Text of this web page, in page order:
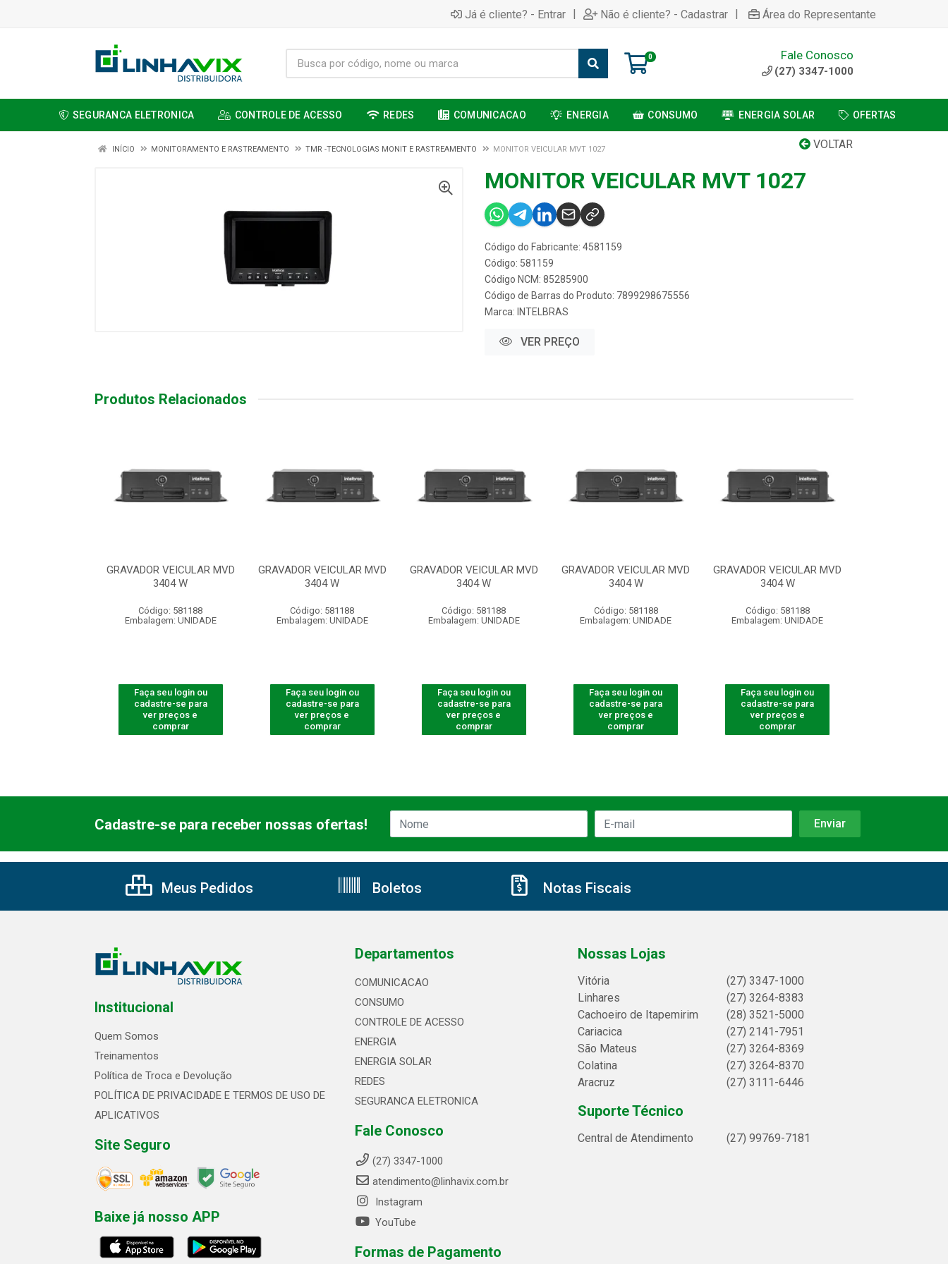
Já é cliente? - Entrar | Não é cliente? - Cadastrar | Área do Representante
0 Fale Conosco
(27) 3347-1000
SEGURANCA ELETRONICA CONTROLE DE ACESSO REDES COMUNICACAO ENERGIA CONSUMO ENERGIA SOLAR OFERTAS
VOLTAR
INÍCIO MONITORAMENTO E RASTREAMENTO TMR -TECNOLOGIAS MONIT E RASTREAMENTO MONITOR VEICULAR MVT 1027
MONITOR VEICULAR MVT 1027
Código do Fabricante: 4581159
Código: 581159
Código NCM: 85285900
Código de Barras do Produto: 7899298675556
Marca: INTELBRAS
VER PREÇO
Produtos Relacionados
GRAVADOR VEICULAR MVD
3404 W
Código: 581188
Embalagem: UNIDADE
Faça seu login ou
cadastre-se para
ver preços e
comprar
GRAVADOR VEICULAR MVD
3404 W
Código: 581188
Embalagem: UNIDADE
Faça seu login ou
cadastre-se para
ver preços e
comprar
GRAVADOR VEICULAR MVD
3404 W
Código: 581188
Embalagem: UNIDADE
Faça seu login ou
cadastre-se para
ver preços e
comprar
GRAVADOR VEICULAR MVD
3404 W
Código: 581188
Embalagem: UNIDADE
Faça seu login ou
cadastre-se para
ver preços e
comprar
GRAVADOR VEICULAR MVD
3404 W
Código: 581188
Embalagem: UNIDADE
Faça seu login ou
cadastre-se para
ver preços e
comprar
Cadastre-se para receber nossas ofertas!
Meus Pedidos Boletos Notas Fiscais
Institucional
Quem Somos
Treinamentos
Política de Troca e Devolução
POLÍTICA DE PRIVACIDADE E TERMOS DE USO DE
APLICATIVOS
Site Seguro
Baixe já nosso APP
Departamentos
COMUNICACAO
CONSUMO
CONTROLE DE ACESSO
ENERGIA
ENERGIA SOLAR
REDES
SEGURANCA ELETRONICA
Fale Conosco
(27) 3347-1000
atendimento@linhavix.com.br
Instagram
YouTube
Formas de Pagamento
Nossas Lojas
Vitória
(27) 3347-1000
Linhares
(27) 3264-8383
Cachoeiro de Itapemirim
(28) 3521-5000
Cariacica
(27) 2141-7951
São Mateus
(27) 3264-8369
Colatina
(27) 3264-8370
Aracruz
(27) 3111-6446
Suporte Técnico
Central de Atendimento (27) 99769-7181